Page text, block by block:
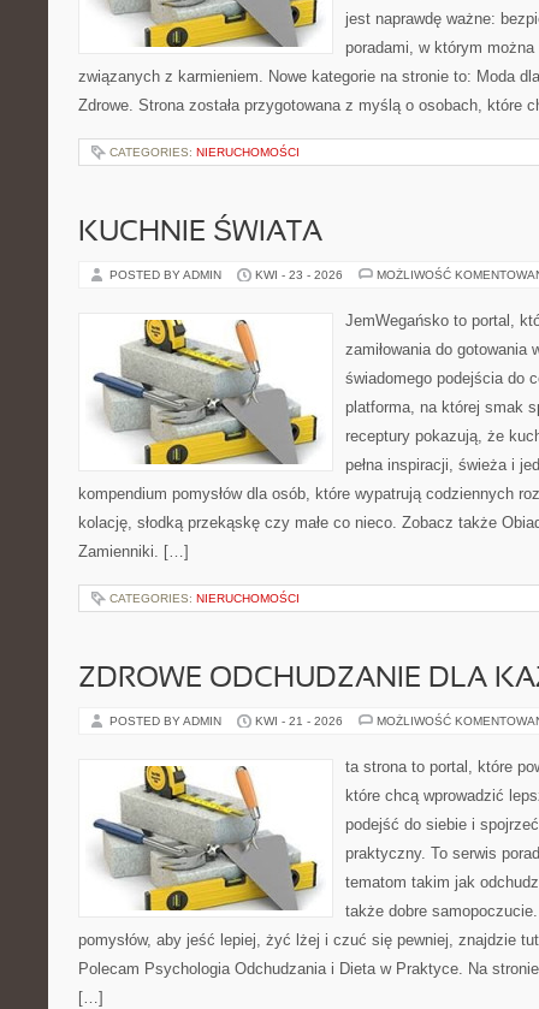
jest naprawdę ważne:
poradami, w którym
związanych z karmieniem. Nowe kategorie na stronie to: Moda
Zdrowe. Strona została przygotowana z myślą o osobach, które
CATEGORIES: NIERUCHOMOŚCI
KUCHNIE ŚWIATA
POSTED BY ADMIN KWI - 23 - 2026 MOŻLIWOŚĆ
JemWegańsko to portal,
zamiłowania do gotowania
świadomego podejścia do
platforma, na której smak
receptury pokazują, że
pełna inspiracji, świeża i
kompendium pomysłów dla osób, które wypatrują codziennych
kolację, słodką przekąskę czy małe co nieco. Zobacz także
Zamienniki. […]
CATEGORIES: NIERUCHOMOŚCI
ZDROWE ODCHUDZANIE DLA
POSTED BY ADMIN KWI - 21 - 2026 MOŻLIWOŚĆ
ta strona to portal, które
które chcą wprowadzić
podejść do siebie i
praktyczny. To serwis
tematom takim jak
także dobre
pomysłów, aby jeść lepiej, żyć lżej i czuć się pewniej, znajdzie
Polecam Psychologia Odchudzania i Dieta w Praktyce. Na
[…]